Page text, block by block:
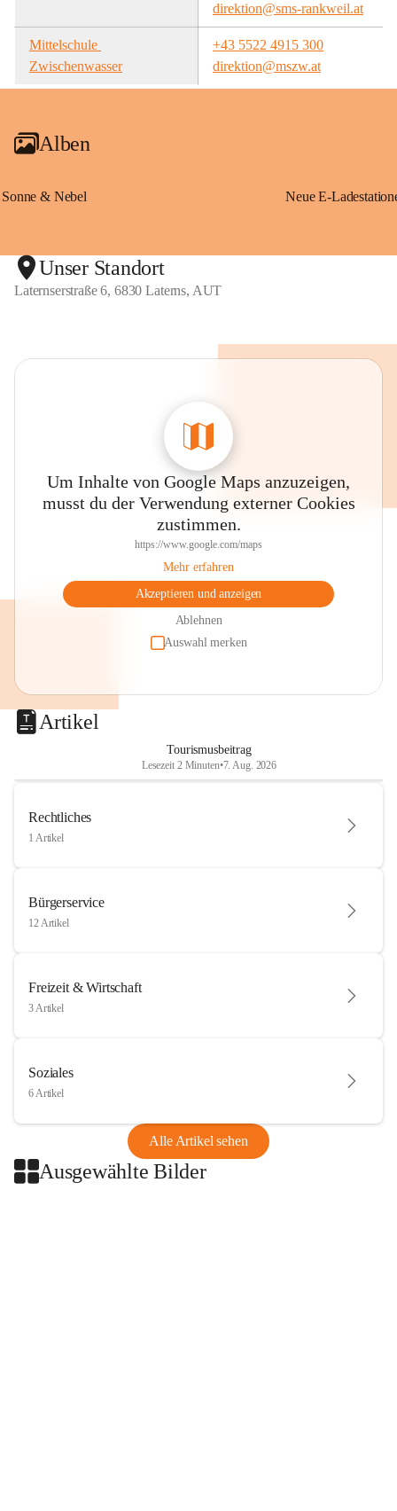
direktion@sms-rankweil.at
Mittelschule
Zwischenwasser
+43 5522 4915 300
direktion@mszw.at
Alben
Sonne & Nebel
Unser Standort
Laternserstraße 6, 6830 Laterns, AUT
Um Inhalte von Google Maps anzuzeigen,
musst du der Verwendung externer Cookies
zustimmen.
https://www.google.com/maps
Mehr erfahren
Akzeptieren und anzeigen
Ablehnen
Auswahl merken
Artikel
Tourismusbeitrag
Lesezeit 2 Minuten•7. Aug. 2026
Rechtliches
1 Artikel
Bürgerservice
12 Artikel
Freizeit & Wirtschaft
3 Artikel
Soziales
6 Artikel
Alle Artikel sehen
Ausgewählte Bilder